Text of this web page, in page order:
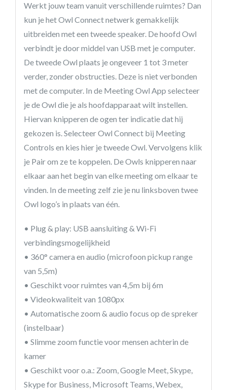
Werkt jouw team vanuit verschillende ruimtes? Dan
kun je het Owl Connect netwerk gemakkelijk
uitbreiden met een tweede speaker. De hoofd Owl
verbindt je door middel van USB met je computer.
De tweede Owl plaats je ongeveer 1 tot 3 meter
verder, zonder obstructies. Deze is niet verbonden
met de computer. In de Meeting Owl App selecteer
je de Owl die je als hoofdapparaat wilt instellen.
Hiervan knipperen de ogen ter indicatie dat hij
gekozen is. Selecteer Owl Connect bij Meeting
Controls en kies hier je tweede Owl. Vervolgens klik
je Pair om ze te koppelen. De Owls knipperen naar
elkaar aan het begin van elke meeting om elkaar te
vinden. In de meeting zelf zie je nu linksboven twee
Owl logo’s in plaats van één.
• Plug & play: USB aansluiting & Wi-Fi
verbindingsmogelijkheid
• 360° camera en audio (microfoon pickup range
van 5,5m)
• Geschikt voor ruimtes van 4,5m bij 6m
• Videokwaliteit van 1080px
• Automatische zoom & audio focus op de spreker
(instelbaar)
• Slimme zoom functie voor mensen achterin de
kamer
• Geschikt voor o.a.: Zoom, Google Meet, Skype,
Skype for Business, Microsoft Teams, Webex,